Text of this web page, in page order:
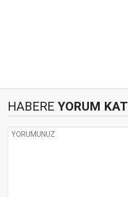
HABERE YORUM KAT